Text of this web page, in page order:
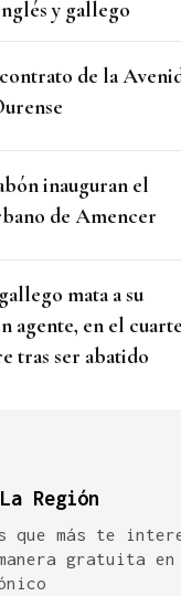
y gallego
de la
inauguran el
de Amencer
mata a su
agente, en el
tras ser abatido
Región
que más te
gratuita